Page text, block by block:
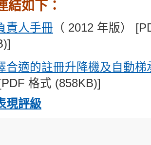
結如下：
責人手冊 （ 2012 年版）
合適的註冊升降機及自動梯
格式 (858KB)]
現評級